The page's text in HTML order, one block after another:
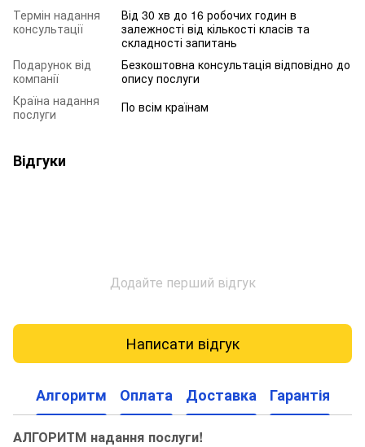
Термін надання
консультації
Від 30 хв до 16 робочих годин в
залежності від кількості класів та
складності запитань
Подарунок від
компанії
Безкоштовна консультація відповідно до
опису послуги
Країна надання
послуги
По всім країнам
Відгуки
Додайте перший відгук
Написати відгук
Алгоритм Оплата Доставка Гарантія
АЛГОРИТМ надання послуги!